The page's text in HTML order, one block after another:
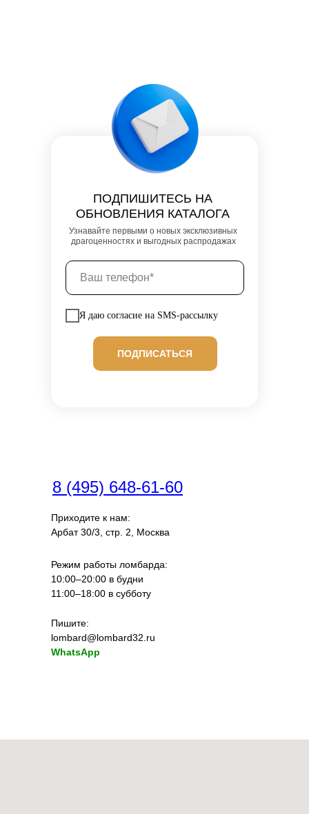
Я даю согласие на SMS-рассылку
ПОДПИСАТЬСЯ
ПОДПИШИТЕСЬ НА
ОБНОВЛЕНИЯ КАТАЛОГА
Узнавайте первыми о новых эксклюзивных
драгоценностях и выгодных распродажах
Режим работы ломбарда:
10:00–20:00 в будни
11:00–18:00 в субботу
Приходите к нам:
Арбат 30/3, стр. 2, Москва
Пишите:
lombard@lombard32.ru
WhatsApp
8 (495) 648-61-60